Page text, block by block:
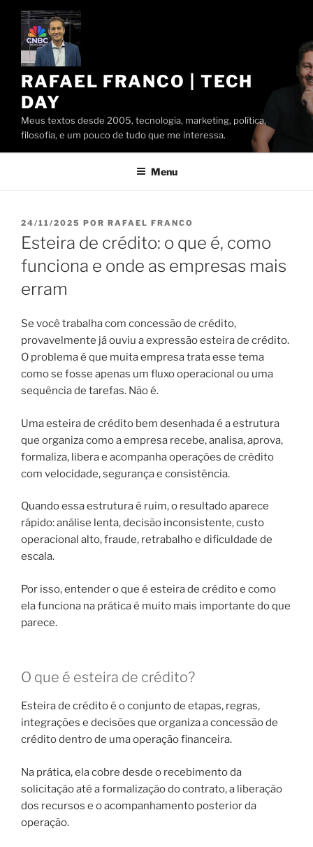
Pular
conteúdo
RAFAEL FRANCO | TECH
DAY
Meus textos desde 2005, tecnologia, marketing, política,
filosofia, e um pouco de tudo que me interessa.
Menu
PUBLICADO
EM
24/11/2025 POR RAFAEL FRANCO
Esteira de crédito: o que é, como
funciona e onde as empresas mais
erram
Se você trabalha com concessão de crédito,
provavelmente já ouviu a expressão esteira de crédito.
O problema é que muita empresa trata esse tema
como se fosse apenas um fluxo operacional ou uma
sequência de tarefas. Não é.
Uma esteira de crédito bem desenhada é a estrutura
que organiza como a empresa recebe, analisa, aprova,
formaliza, libera e acompanha operações de crédito
com velocidade, segurança e consistência.
Quando essa estrutura é ruim, o resultado aparece
rápido: análise lenta, decisão inconsistente, custo
operacional alto, fraude, retrabalho e dificuldade de
escala.
Por isso, entender o que é esteira de crédito e como
ela funciona na prática é muito mais importante do que
parece.
O que é esteira de crédito?
Esteira de crédito é o conjunto de etapas, regras,
integrações e decisões que organiza a concessão de
crédito dentro de uma operação financeira.
Na prática, ela cobre desde o recebimento da
solicitação até a formalização do contrato, a liberação
dos recursos e o acompanhamento posterior da
operação.